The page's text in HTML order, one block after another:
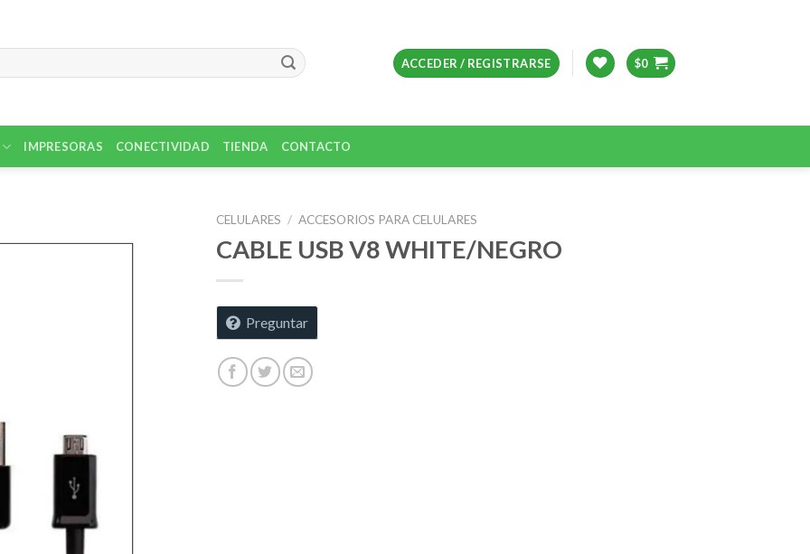
ACCEDER / REGISTRARSE $0
IMPRESORAS CONECTIVIDAD TIENDA CONTACTO
CELULARES / ACCESORIOS PARA CELULARES
CABLE USB V8 WHITE/NEGRO
Preguntar